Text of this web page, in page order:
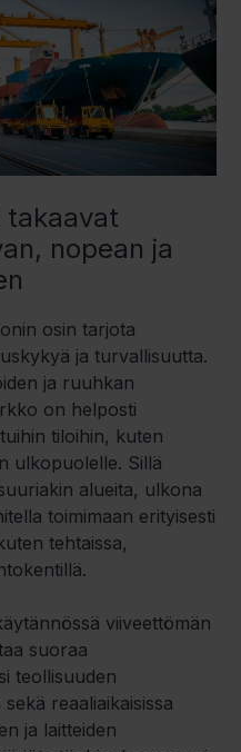
nopean ja
osin tarjota
ja turvallisuutta.
ja ruuhkan
on helposti
tiloihin, kuten
ulkopuolelle. Sillä
alueita, ulkona
toimimaan erityisesti
tehtaissa,
viiveettömän
suoraa
teollisuuden
reaaliaikaisissa
ja laitteiden